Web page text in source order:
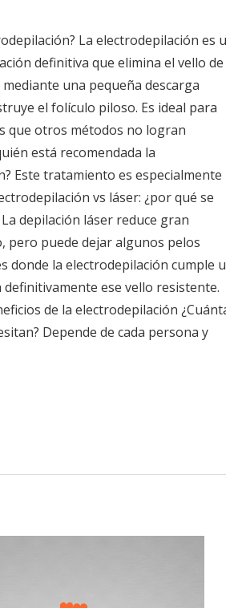
La electrodepilación es un
definitiva que elimina el vello de
una pequeña descarga
el folículo piloso. Es ideal para
que otros métodos no logran
está recomendada la
Este tratamiento es especialmente
vs láser: ¿por qué se
depilación láser reduce gran
pero puede dejar algunos pelos
donde la electrodepilación cumple un
definitivamente ese vello resistente.
de la electrodepilación ¿Cuántas
Depende de cada persona y